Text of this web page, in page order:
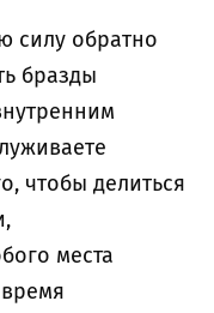
силу обратно
бразды
чтобы делиться
места